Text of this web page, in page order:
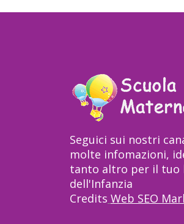
Seguici sui nostri
molte infomazioni,
tanto altro per il tuo
dell'Infanzia
Credits Web SEO